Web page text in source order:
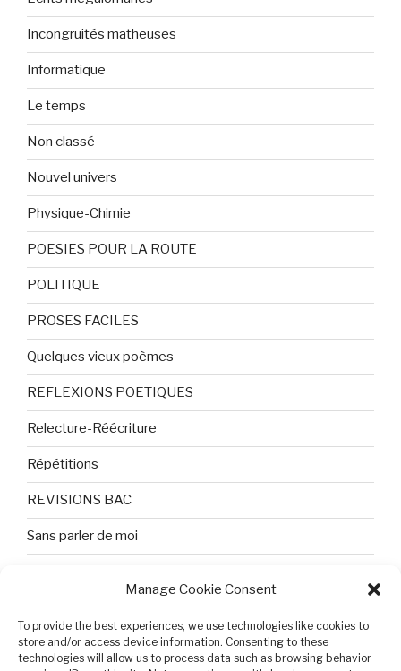
Manage Cookie Consent
To provide the best experiences, we use technologies like cookies to
store and/or access device information. Consenting to these
technologies will allow us to process data such as browsing behavior
Incongruités matheuses
Informatique
Le temps
Non classé
Nouvel univers
Physique-Chimie
POESIES POUR LA ROUTE
POLITIQUE
PROSES FACILES
Quelques vieux poèmes
REFLEXIONS POETIQUES
Relecture-Réécriture
Répétitions
REVISIONS BAC
Sans parler de moi
Tristesse et attente